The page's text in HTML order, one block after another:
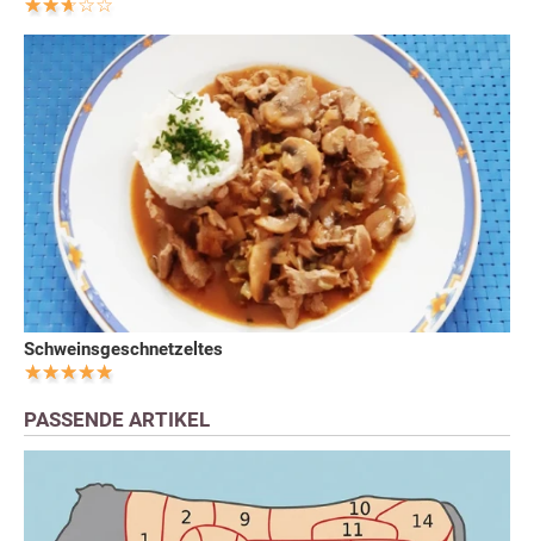
Schweinsgeschnetzeltes
PASSENDE ARTIKEL